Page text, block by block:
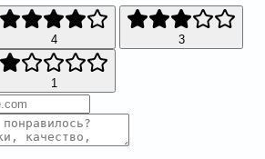
4 3
1